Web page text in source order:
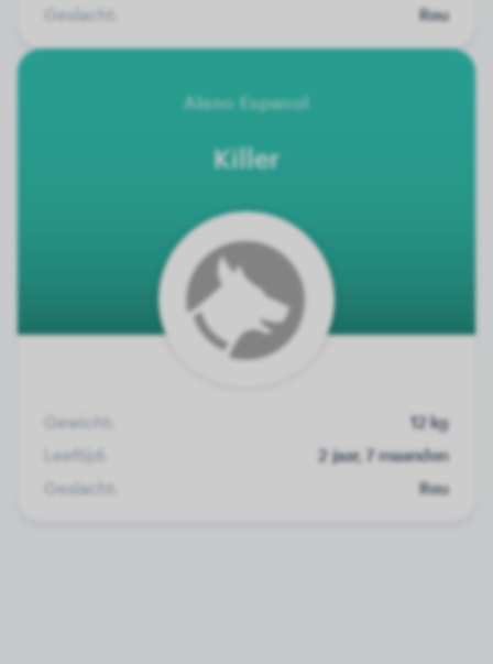
Geslacht: Reu
Alano Espanol
Killer
Gewicht:
12 kg
Leeftijd:
2 jaar, 7 maanden
Geslacht:
Reu